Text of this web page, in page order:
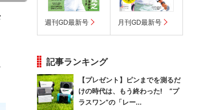
週刊GD最新号 月刊GD最新号
記事ランキング
【プレゼント】ピンまでを測るだ
けの時代は、もう終わった! “プ
ラスワン”の「レー...